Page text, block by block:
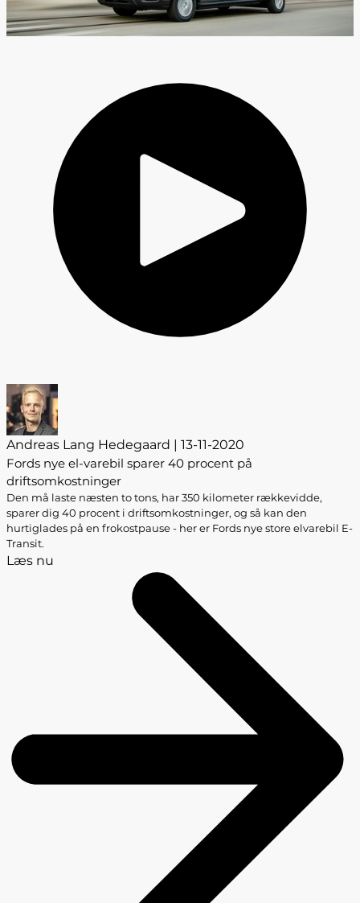
Andreas Lang Hedegaard | 13-11-2020
Fords nye el-varebil sparer 40 procent på
driftsomkostninger
Den må laste næsten to tons, har 350 kilometer rækkevidde,
sparer dig 40 procent i driftsomkostninger, og så kan den
hurtiglades på en frokostpause - her er Fords nye store elvarebil E-
Transit.
Læs nu